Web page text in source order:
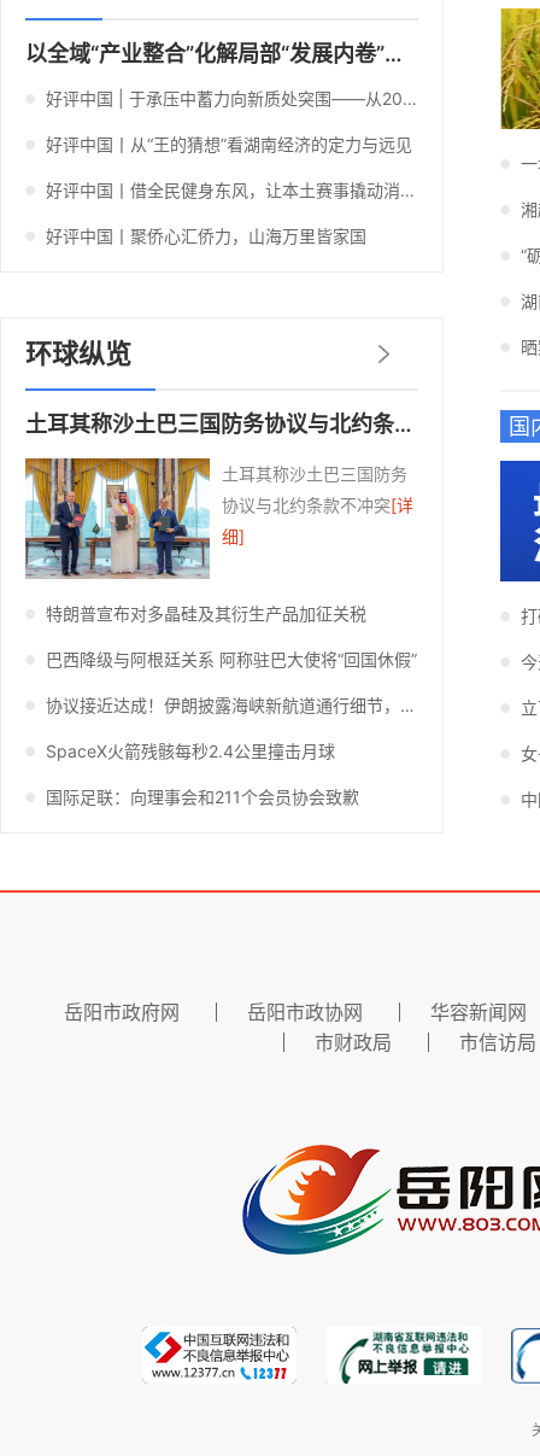
以全域“产业整合”化解局部“发展内卷”丨湖南经济微观察①
好评中国 | 于承压中蓄力向新质处突围——从2026年半年经济数据看湖南高质量发展底气
好评中国丨从“王的猜想”看湖南经济的定力与远见
好评中国丨借全民健身东风，让本土赛事撬动消费新增长
好评中国丨聚侨心汇侨力，山海万里皆家国
环球纵览
土耳其称沙土巴三国防务协议与北约条款不冲突
土耳其称沙土巴三国防务
协议与北约条款不冲突[详
细]
特朗普宣布对多晶硅及其衍生产品加征关税
巴西降级与阿根廷关系 阿称驻巴大使将“回国休假”
协议接近达成！伊朗披露海峡新航道通行细节，美方再提“倒计时”
SpaceX火箭残骸每秒2.4公里撞击月球
国际足联：向理事会和211个会员协会致歉
“
国
岳阳市政府网 岳阳市政协网
华容新闻网
市财政局
市信访局